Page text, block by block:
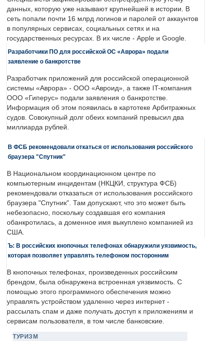
данных, которую уже называют крупнейшей в истории. В
сеть попали почти 16 млрд логинов и паролей от аккаунтов
в популярных сервисах, социальных сетях и на
государственных ресурсах. В их числе - Apple и Google.
Разработчики ПО для российской ОС «Аврора» подали
заявление о банкротстве
Разработчик приложений для российской операционной
системы «Аврора» - ООО «Авроид», а также IT-компания
ООО «Гиперус» подали заявления о банкротстве.
Информация об этом появилась в картотеке Арбитражных
судов. Совокупный долг обеих компаний превысил два
миллиарда рублей.
В ФСБ рекомендовали откаться от использования российского
браузера "Спутник"
В Национальном координационном центре по
компьютерным инцидентам (НКЦКИ, структура ФСБ)
рекомендовали отказаться от использования российского
браузера "Спутник". Там допускают, что это может быть
небезопасно, поскольку создавшая его компания
обанкротилась, а доменное имя выкуплено компанией из
США.
Ъ: В российских кнопочных телефонах обнаружили уязвимость,
которая позволяет управлять телефоном посторонним
В кнопочных телефонах, произведенных российским
брендом, была обнаружена встроенная уязвимость. С
помощью этого программного обеспечения можно
управлять устройством удаленно через интернет -
рассылать спам и даже получать доступ к приложениям и
сервисам пользователя, в том числе банковские.
ТУРИЗМ